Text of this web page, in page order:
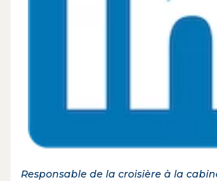
Responsable de la croisière à la